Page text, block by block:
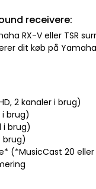
receivere:
RX-V eller TSR
dit køb på
2 kanaler i brug)
i brug)
i brug)
brug)
(*MusicCast 20